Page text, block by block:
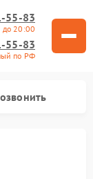
55-83
до 20:00
55-83
по РФ